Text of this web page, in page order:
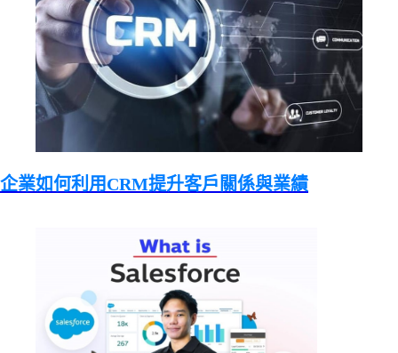
企業如何利用CRM提升客戶關係與業績